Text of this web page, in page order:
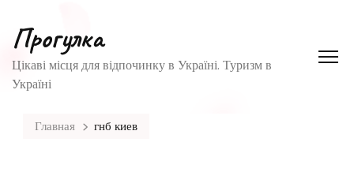
Прогулка
Цікаві місця для відпочинку в Україні. Туризм в
Україні
Главная гнб киев